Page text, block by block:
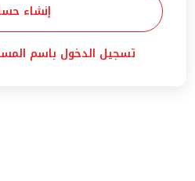
إنشاء
تسجيل الدخول باسم